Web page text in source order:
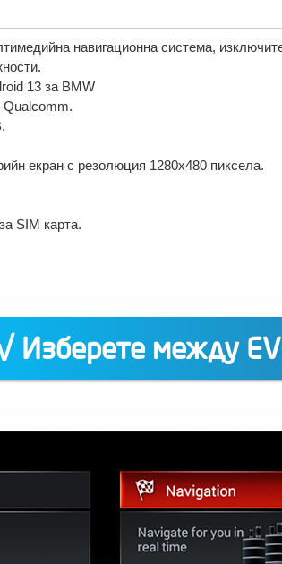
навигационна система,
13 за BMW
Qualcomm.
екран с резолюция 1280x480 пиксела.
SIM карта.
Изберете между